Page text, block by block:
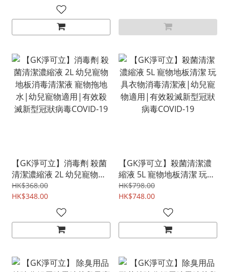
COVID-19
【GK淨可立】消毒劑 殺菌
清潔濃縮液 2L 幼兒寵物地
板消毒清潔液 寵物拖地水|
幼兒寵物適用|有效殺滅新
型冠狀病毒COVID-19
HK$368.00
HK$348.00
【GK淨可立】殺菌清潔濃
縮液 5L 寵物地板清潔 玩具
衣物消毒清潔液|幼兒寵物
適用|有效殺滅新型冠狀病
HK$798.00
HK$748.00